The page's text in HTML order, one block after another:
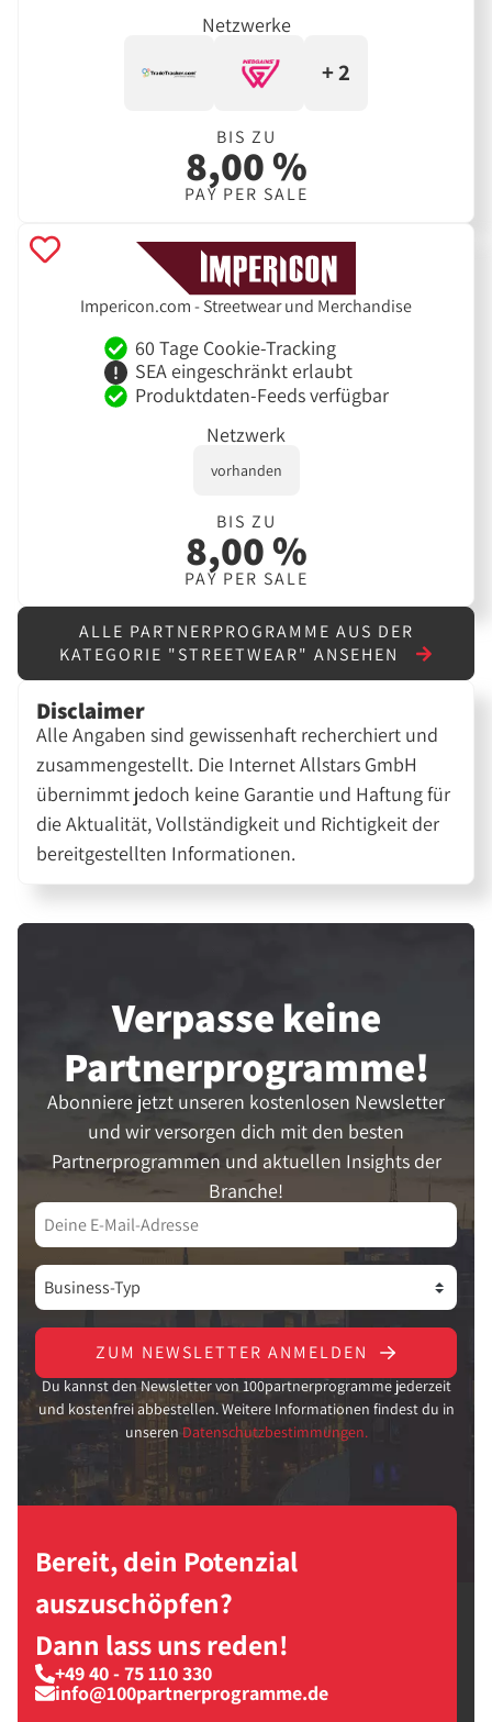
Netzwerke
+ 2
BIS ZU
8,00 %
PAY PER SALE
Impericon.com - Streetwear und Merchandise
60 Tage Cookie-Tracking
SEA eingeschränkt erlaubt
Produktdaten-Feeds verfügbar
Netzwerk
vorhanden
BIS ZU
8,00 %
PAY PER SALE
ALLE PARTNERPROGRAMME AUS DER
KATEGORIE "STREETWEAR" ANSEHEN
Disclaimer
Alle Angaben sind gewissenhaft recherchiert und
zusammengestellt. Die Internet Allstars GmbH
übernimmt jedoch keine Garantie und Haftung für
die Aktualität, Vollständigkeit und Richtigkeit der
bereitgestellten Informationen.
Verpasse keine
Partner­programme!
Abonniere jetzt unseren kostenlosen Newsletter
und wir versorgen dich mit den besten
Partnerprogrammen und aktuellen Insights der
Branche!
ZUM NEWSLETTER ANMELDEN
Du kannst den Newsletter von 100partnerprogramme jederzeit
und kostenfrei abbestellen. Weitere Informationen findest du in
unseren Datenschutzbestimmungen.
Bereit, dein Potenzial
auszuschöpfen?
Dann lass uns reden!
+49 40 - 75 110 330
info@100partnerprogramme.de